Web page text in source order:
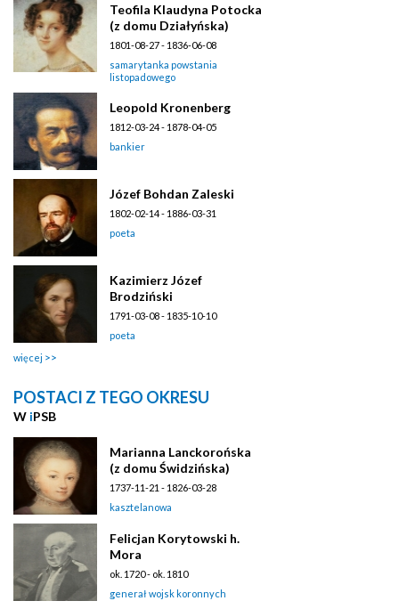
Teofila Klaudyna Potocka
(z domu Działyńska)
1801-08-27 - 1836-06-08
samarytanka powstania
listopadowego
Leopold Kronenberg
1812-03-24 - 1878-04-05
bankier
Józef Bohdan Zaleski
1802-02-14 - 1886-03-31
poeta
Kazimierz Józef
Brodziński
1791-03-08 - 1835-10-10
poeta
więcej
POSTACI Z TEGO OKRESU
W iPSB
Marianna Lanckorońska
(z domu Świdzińska)
1737-11-21 - 1826-03-28
kasztelanowa
Felicjan Korytowski h.
Mora
ok. 1720 - ok. 1810
generał wojsk koronnych